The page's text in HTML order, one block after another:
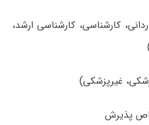
کارشناسی، کارشناسی ارشد،
غیرپزشکی)
پذیرش